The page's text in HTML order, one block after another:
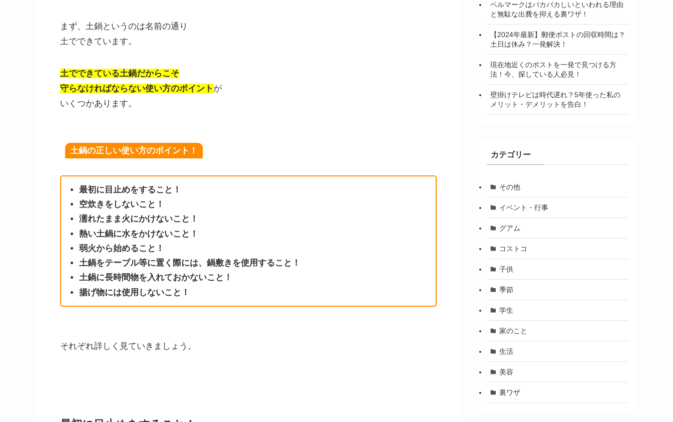
まず、土鍋というのは名前の通り
土でできています。
土でできている土鍋だからこそ
守らなければならない使い方のポイント が
いくつかあります。
土鍋の正しい使い方のポイント！
最初に目止めをすること！
空炊きをしないこと！
濡れたまま火にかけないこと！
熱い土鍋に水をかけないこと！
弱火から始めること！
土鍋をテーブル等に置く際には、鍋敷きを使用すること！
土鍋に長時間物を入れておかないこと！
揚げ物には使用しないこと！
それぞれ詳しく見ていきましょう。
ベルマークはバカバカしいといわれる理由
と無駄な出費を抑える裏ワザ！
【2024年最新】郵便ポストの回収時間は？
土日は休み？一発解決！
現在地近くのポストを一発で見つける方
法！今、探している人必見！
壁掛けテレビは時代遅れ？5年使った私の
メリット・デメリットを告白！
カテゴリー
その他
イベント・行事
グアム
コストコ
子供
季節
学生
家のこと
生活
美容
裏ワザ